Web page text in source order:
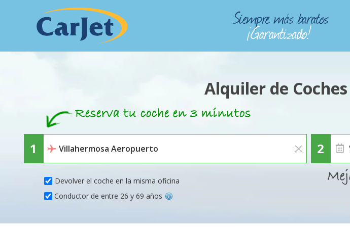
Alquiler de
Devolver el coche en la misma oficina
Conductor de entre 26 y 69 años